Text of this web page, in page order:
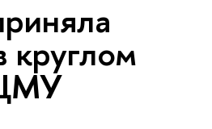
круглом